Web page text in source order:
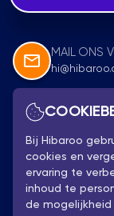
MAIL ONS
Volg Ons
Bij Hibaroo
cookies en
ervaring te
inhoud te
de mogelijkheid